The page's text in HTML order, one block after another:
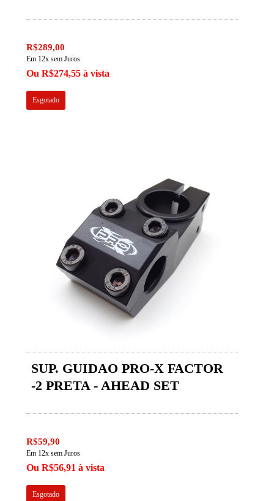
R$289,00
Em 12x sem Juros
Ou R$274,55 à vista
Esgotado
SUP. GUIDAO PRO-X FACTOR
-2 PRETA - AHEAD SET
R$59,90
Em 12x sem Juros
Ou R$56,91 à vista
Esgotado